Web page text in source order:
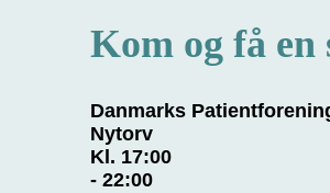
Kom og få
Danmarks
Nytorv
Kl. 17:00
- 22:00